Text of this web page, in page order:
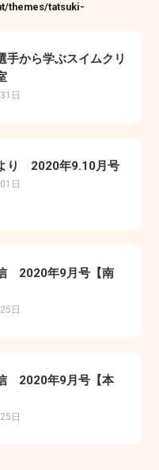
themes/tatsuki-
手から学ぶスイムクリ
日
り 2020年9.10月号
日
2020年9月号【南
日
2020年9月号【本
日